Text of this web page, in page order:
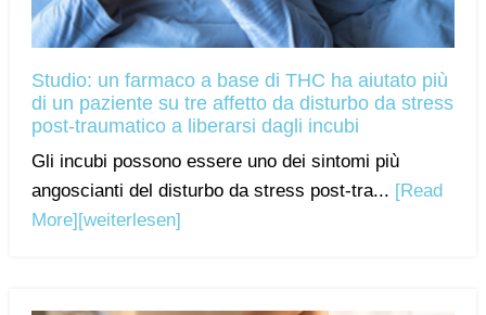
Studio: un farmaco a base di THC ha aiutato più
di un paziente su tre affetto da disturbo da stress
post-traumatico a liberarsi dagli incubi
Gli incubi possono essere uno dei sintomi più
angoscianti del disturbo da stress post-tra... [Read
More] [weiterlesen]